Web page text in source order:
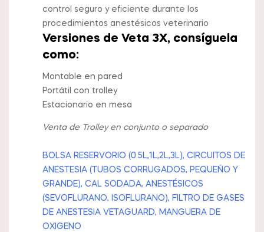
control seguro y eficiente durante los
procedimientos anestésicos veterinario
Versiones de Veta 3X, consíguela
como:
Montable en pared
Portátil con trolley
Estacionario en mesa
Venta de Trolley en conjunto o separado
BOLSA RESERVORIO (0.5L,1L,2L,3L), CIRCUITOS DE
ANESTESIA (TUBOS CORRUGADOS, PEQUEÑO Y
GRANDE), CAL SODADA, ANESTÉSICOS
(SEVOFLURANO, ISOFLURANO), FILTRO DE GASES
DE ANESTESIA VETAGUARD, MANGUERA DE
OXIGENO